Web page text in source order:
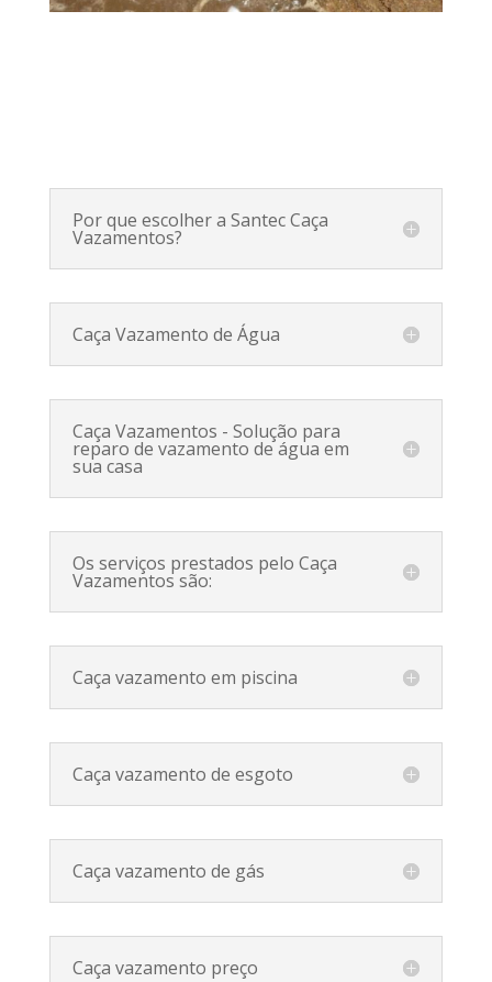
Por que escolher a Santec Caça
Vazamentos?
Caça Vazamento de Água
Caça Vazamentos - Solução para
reparo de vazamento de água em
sua casa
Os serviços prestados pelo Caça
Vazamentos são:
Caça vazamento em piscina
Caça vazamento de esgoto
Caça vazamento de gás
Caça vazamento preço